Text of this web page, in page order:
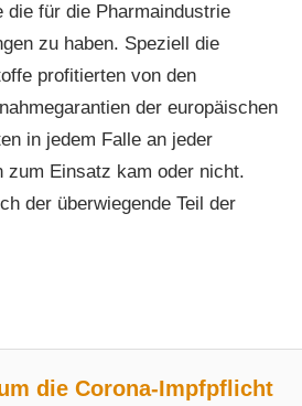
die für die Pharmaindustrie
zu haben. Speziell die
profitierten von den
der europäischen
in jedem Falle an jeder
zum Einsatz kam oder nicht.
der überwiegende Teil der
die Corona-Impfpflicht